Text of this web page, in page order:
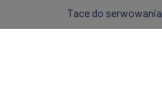
Tace do serwowania